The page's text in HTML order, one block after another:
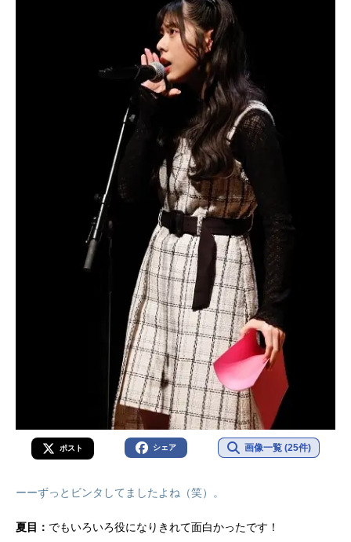
ポスト シェア 画像一覧 (25件)
ーーずっとビンタしてましたよね（笑）。
夏目： でもいろいろ役になりきれて面白かったです！